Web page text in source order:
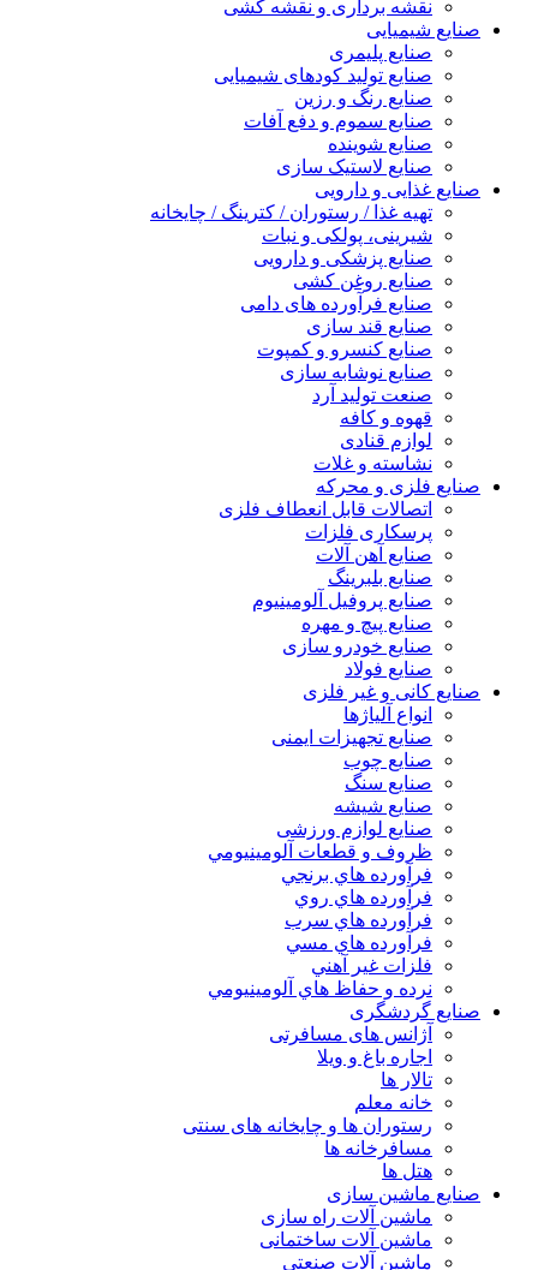
نقشه برداری و نقشه کشی
صنایع شیمیایی
صنایع پلیمری
صنایع تولید کودهای شیمیایی
صنایع رنگ و رزین
صنایع سموم و دفع آفات
صنایع شوینده
صنایع لاستیک سازی
صنایع غذایی و دارویی
تهیه غذا / رستوران / کترینگ / چایخانه
شیرینی، پولکی و نبات
صنایع پزشکی و دارویی
صنایع روغن کشی
صنایع فرآورده های دامی
صنایع قند سازی
صنایع کنسرو و کمپوت
صنایع نوشابه سازی
صنعت تولید آرد
قهوه و کافه
لوازم قنادی
نشاسته و غلات
صنایع فلزی و محرکه
اتصالات قابل انعطاف فلزی
پرسکاری فلزات
صنایع آهن آلات
صنایع بلبرینگ
صنایع پروفیل آلومینیوم
صنایع پیچ و مهره
صنایع خودرو سازی
صنایع فولاد
صنایع کانی و غیر فلزی
انواع آلياژها
صنایع تجهیزات ایمنی
صنایع چوب
صنایع سنگ
صنایع شیشه
صنایع لوازم ورزشی
ظروف و قطعات آلومينيومي
فرآورده هاي برنجي
فرآورده هاي روي
فرآورده هاي سرب
فرآورده هاي مسي
فلزات غير آهني
نرده و حفاظ هاي آلومينيومي
صنایع گردشگری
آژانس های مسافرتی
اجاره باغ و ویلا
تالار ها
خانه معلم
رستوران ها و چایخانه های سنتی
مسافرخانه ها
هتل ها
صنایع ماشین سازی
ماشین آلات راه سازی
ماشین آلات ساختمانی
ماشین آلات صنعتی